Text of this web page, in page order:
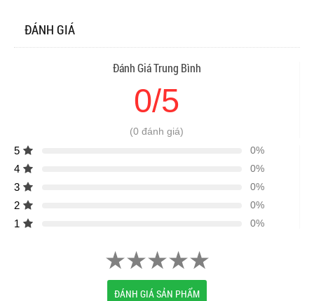
ĐÁNH GIÁ
Đánh Giá Trung Bình
0/5
(0 đánh giá)
5 0%
4 0%
3 0%
2 0%
1 0%
ĐÁNH GIÁ SẢN PHẨM